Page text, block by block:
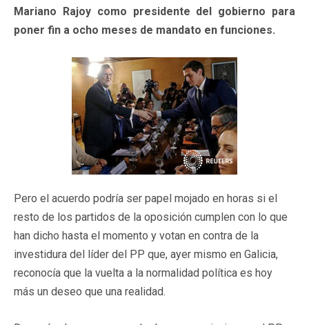
Mariano Rajoy como presidente del gobierno para
poner fin a ocho meses de mandato en funciones.
Pero el acuerdo podría ser papel mojado en horas si el
resto de los partidos de la oposición cumplen con lo que
han dicho hasta el momento y votan en contra de la
investidura del líder del PP que, ayer mismo en Galicia,
reconocía que la vuelta a la normalidad política es hoy
más un deseo que una realidad.